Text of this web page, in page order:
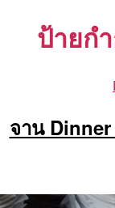
ป้ายก
จาน